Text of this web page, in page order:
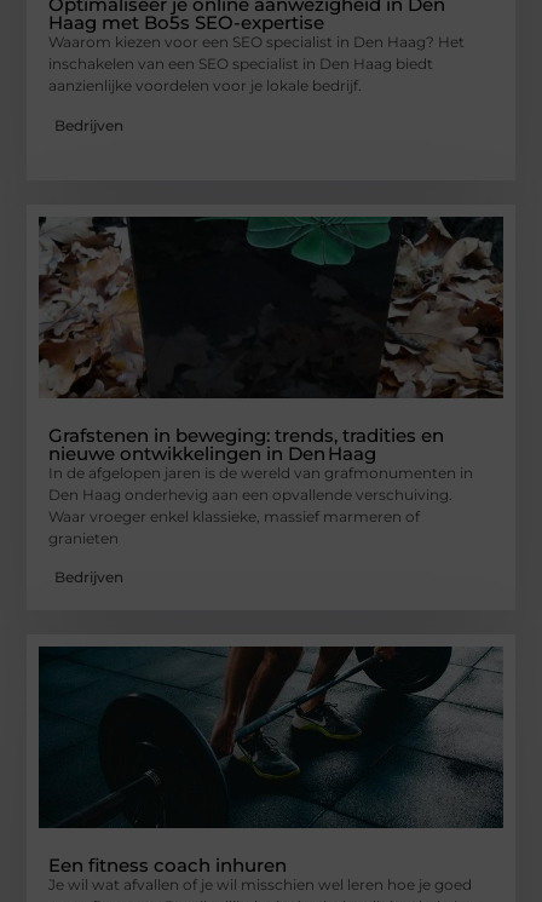
Haag met Bo5s SEO-expertise
Waarom kiezen voor een SEO specialist in Den Haag? Het
inschakelen van een SEO specialist in Den Haag biedt
aanzienlijke voordelen voor je lokale bedrijf.
Bedrijven
Grafstenen in beweging: trends, tradities en
nieuwe ontwikkelingen in Den Haag
In de afgelopen jaren is de wereld van grafmonumenten in
Den Haag onderhevig aan een opvallende verschuiving.
Waar vroeger enkel klassieke, massief marmeren of
granieten
Bedrijven
Een fitness coach inhuren
Je wil wat afvallen of je wil misschien wel leren hoe je goed